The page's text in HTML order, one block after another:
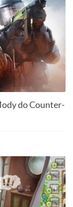
do Counter-